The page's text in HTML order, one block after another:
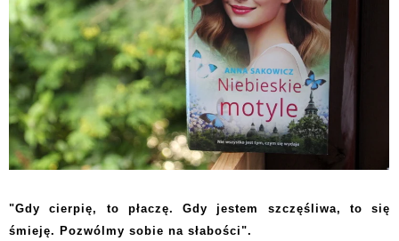
"Gdy cierpię, to płaczę. Gdy jestem szczęśliwa, to się
śmieję. Pozwólmy sobie na słabości".